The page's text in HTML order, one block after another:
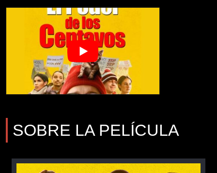
SOBRE LA PELÍCULA